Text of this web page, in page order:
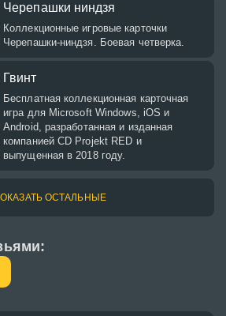
Черепашки ниндзя
Коллекционные игровые карточки
Черепашки-ниндзя. Боевая четверка.
Гвинт
Бесплатная коллекционная карточная
игра для Microsoft Windows, iOS и
Android, разработанная и изданная
компанией CD Projekt RED и
выпущенная в 2018 году.
ОСТАЛЬНЫЕ